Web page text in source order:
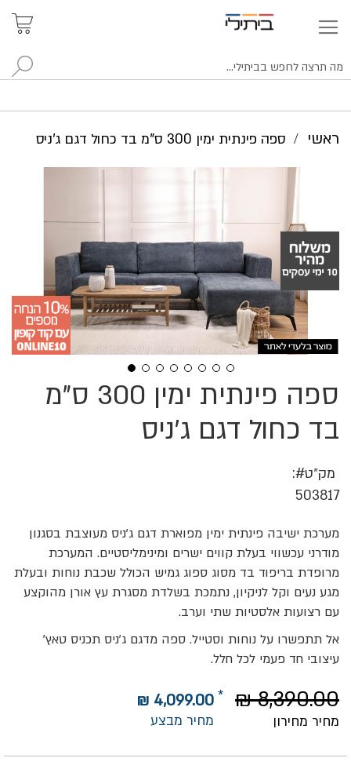
ראשי ספה פינתית ימין 300 ס"מ בד כחול דגם ג'ניס
ספה פינתית ימין 300 ס"מ
בד כחול דגם ג'ניס
מק״ט
503817
מערכת ישיבה פינתית ימין מפוארת דגם ג'ניס מעוצבת בסגנון
מודרני עכשווי בעלת קווים ישרים ומינימליסטיים. המערכת
מרופדת בריפוד בד מסוג ספוג גמיש הכולל שכבת נוחות ובעלת
מגע נעים וקל לניקיון, נתמכת בשלדת מסגרת עץ אורן מהוקצע
עם רצועות אלסטיות שתי וערב.
אל תתפשרו על נוחות וסטייל. ספה מדגם ג'ניס תכניס טאץ'
עיצובי חד פעמי לכל חלל.
מחיר מבצע
4,099.00 ₪
מחיר מחירון
8,390.00 ₪
לדלג
להתחלה